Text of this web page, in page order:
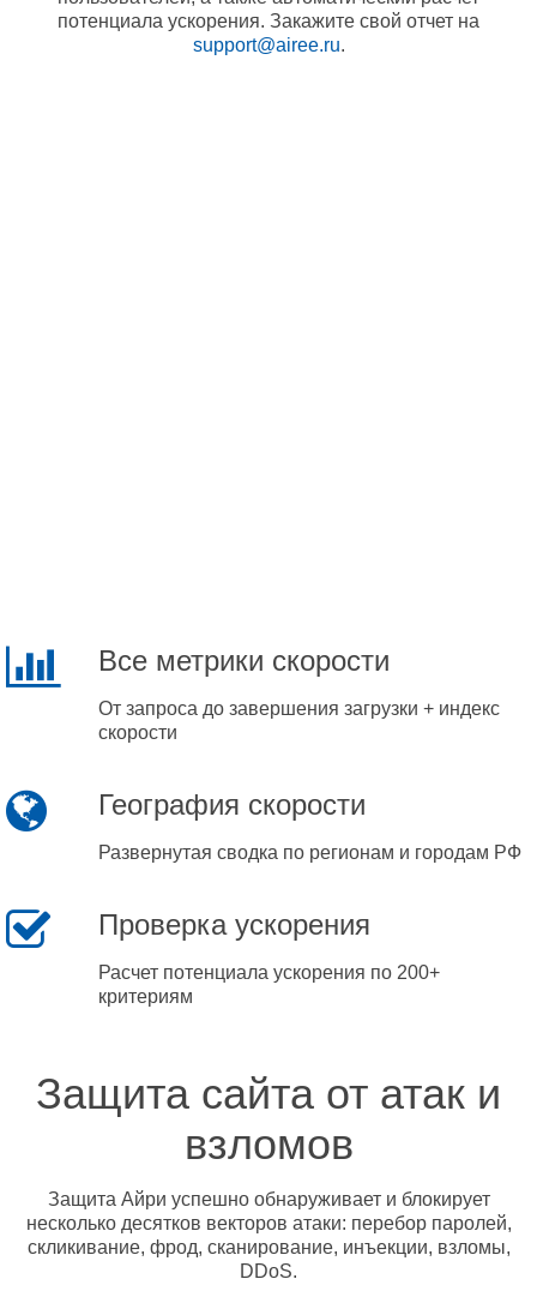
потенциала ускорения. Закажите свой отчет на
support@airee.ru.
Все метрики скорости
От запроса до завершения загрузки + индекс
скорости
География скорости
Развернутая сводка по регионам и городам РФ
Проверка ускорения
Расчет потенциала ускорения по 200+
критериям
Защита сайта от атак и
взломов
Защита Айри успешно обнаруживает и блокирует
несколько десятков векторов атаки: перебор паролей,
скликивание, фрод, сканирование, инъекции, взломы,
DDoS.